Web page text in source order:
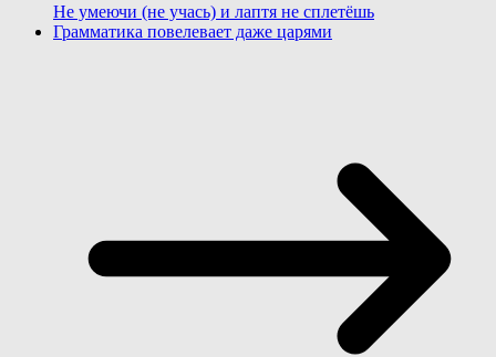
Не умеючи (не учась) и лаптя не сплетёшь
Грамматика повелевает даже царями